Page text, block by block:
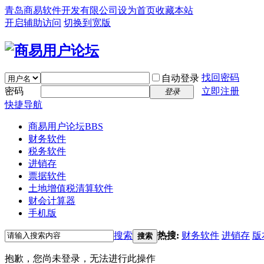
青岛商易软件开发有限公司 设为首页收藏本站
开启辅助访问 切换到宽版
自动登录 找回密码
密码
登录
立即注册
快捷导航
商易用户论坛BBS
财务软件
税务软件
进销存
票据软件
土地增值税清算软件
财会计算器
手机版
搜索 搜索 热搜: 财务软件 进销存 版
抱歉，您尚未登录，无法进行此操作